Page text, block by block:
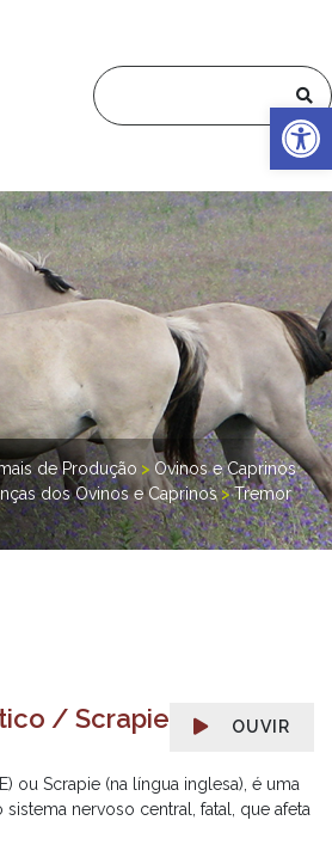
de Produção > Ovinos e Caprinos
dos Ovinos e Caprinos>Tremor
OUVIR
/ Scrapie
ou Scrapie (na língua inglesa), é uma
nervoso central, fatal, que afeta